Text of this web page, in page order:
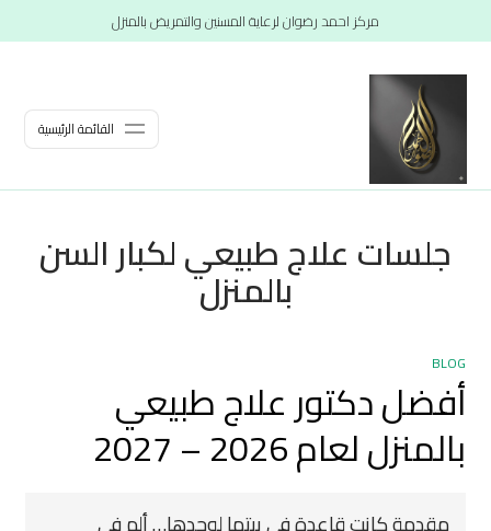
مركز احمد رضوان لرعاية المسنين والتمريض بالمنزل
القائمة الرئيسية
جلسات علاج طبيعي لكبار السن
بالمنزل
BLOG
أفضل دكتور علاج طبيعي
بالمنزل لعام 2026 – 2027